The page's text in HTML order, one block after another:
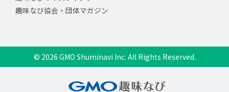
趣味なび協会・団体マガジン
© 2026 GMO Shuminavi Inc. All Rights Reserved.